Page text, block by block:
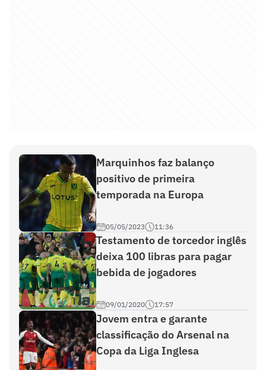
Marquinhos faz balanço
positivo de primeira
temporada na Europa
05/05/2023 11:36
Testamento de torcedor inglês
deixa 100 libras para pagar
bebida de jogadores
09/01/2020 17:57
Jovem entra e garante
classificação do Arsenal na
Copa da Liga Inglesa